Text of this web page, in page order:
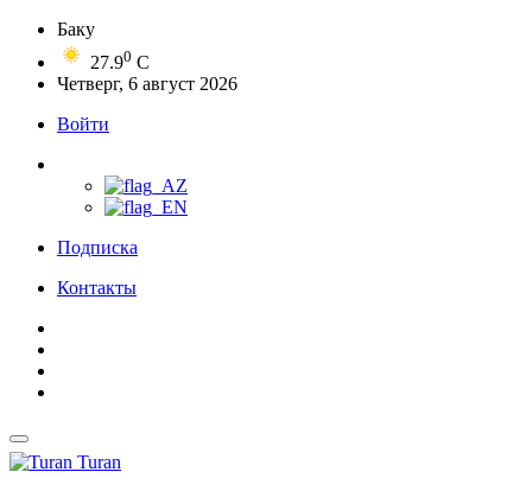
Баку
27.90 C
Четверг, 6 август 2026
Войти
Подписка
Контакты
Turan